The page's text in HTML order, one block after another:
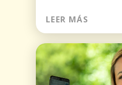
LEER MÁS